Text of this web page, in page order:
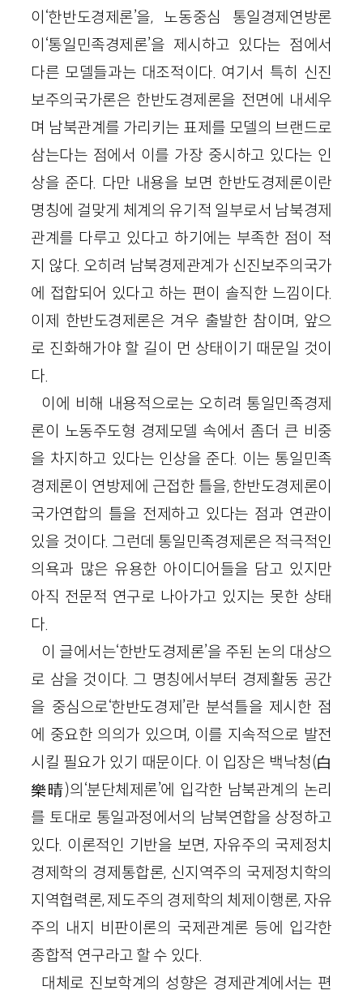
이‘한반도경제론’을, 노동중심 통일경제연방론
이‘통일민족경제론’을 제시하고 있다는 점에서
다른 모델들과는 대조적이다. 여기서 특히 신진
보주의국가론은 한반도경제론을 전면에 내세우
며 남북관계를 가리키는 표제를 모델의 브랜드로
삼는다는 점에서 이를 가장 중시하고 있다는 인
상을 준다. 다만 내용을 보면 한반도경제론이란
명칭에 걸맞게 체계의 유기적 일부로서 남북경제
관계를 다루고 있다고 하기에는 부족한 점이 적
지 않다. 오히려 남북경제관계가 신진보주의국가
에 접합되어 있다고 하는 편이 솔직한 느낌이다.
이제 한반도경제론은 겨우 출발한 참이며, 앞으
로 진화해가야 할 길이 먼 상태이기 때문일 것이
다.
이에 비해 내용적으로는 오히려 통일민족경제
론이 노동주도형 경제모델 속에서 좀더 큰 비중
을 차지하고 있다는 인상을 준다. 이는 통일민족
경제론이 연방제에 근접한 틀을, 한반도경제론이
국가연합의 틀을 전제하고 있다는 점과 연관이
있을 것이다. 그런데 통일민족경제론은 적극적인
의욕과 많은 유용한 아이디어들을 담고 있지만
아직 전문적 연구로 나아가고 있지는 못한 상태
다.
이 글에서는‘한반도경제론’을 주된 논의 대상으
로 삼을 것이다. 그 명칭에서부터 경제활동 공간
을 중심으로‘한반도경제’란 분석틀을 제시한 점
에 중요한 의의가 있으며, 이를 지속적으로 발전
시킬 필요가 있기 때문이다. 이 입장은 백낙청(白
樂晴)의‘분단체제론’에 입각한 남북관계의 논리
를 토대로 통일과정에서의 남북연합을 상정하고
있다. 이론적인 기반을 보면, 자유주의 국제정치
경제학의 경제통합론, 신지역주의 국제정치학의
지역협력론, 제도주의 경제학의 체제이행론, 자유
주의 내지 비판이론의 국제관계론 등에 입각한
종합적 연구라고 할 수 있다.
대체로 진보학계의 성향은 경제관계에서는 편